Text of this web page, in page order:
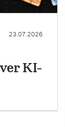
23.07.2026
KI-